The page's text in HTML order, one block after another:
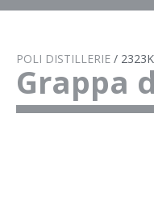
POLI DISTILLERIE /
Grappa